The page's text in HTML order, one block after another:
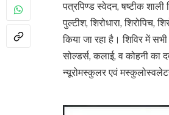
पत्रपिण्ड स्वेदन, षष्टीक शाली
पुल्टीश, शिरोधारा, शिरोपिच,
किया जा रहा है। शिविर में
सोल्डर्स, कलाई, व कोहनी का
न्यूरोमस्कुलर एवं मस्कुलोस्वलेटन